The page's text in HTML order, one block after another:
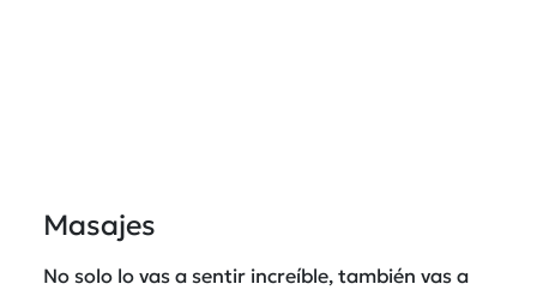
Masajes
No solo lo vas a sentir increíble, también vas a